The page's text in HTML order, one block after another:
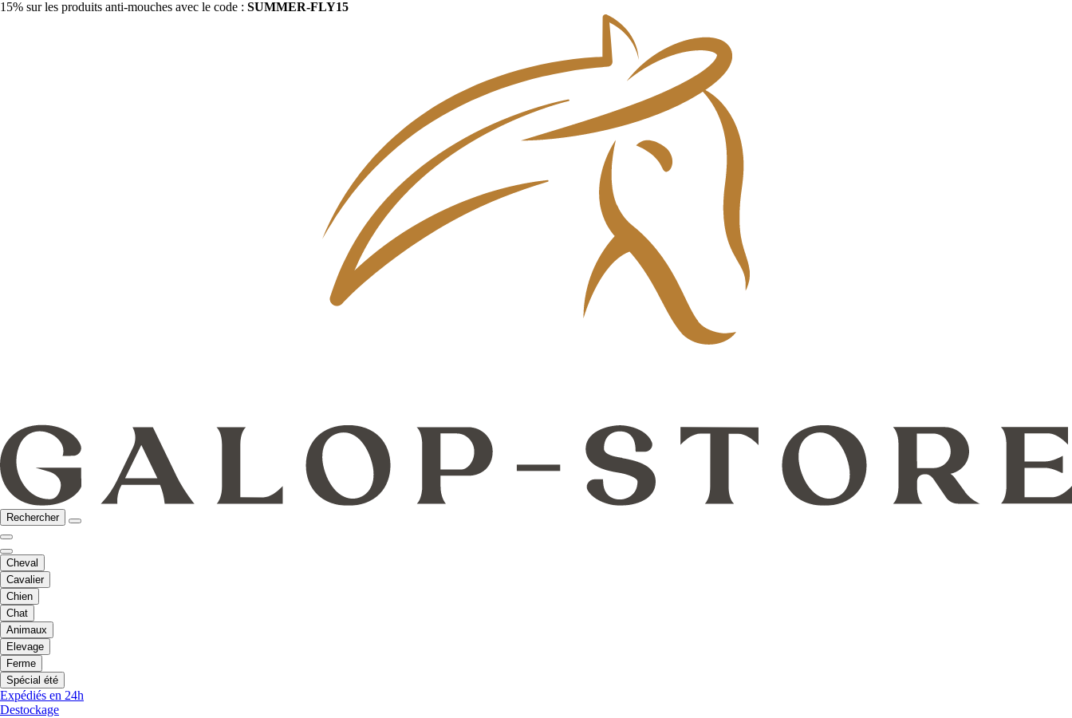
15% sur les produits anti-mouches avec le code : SUMMER-FLY15
Rechercher
Cheval
Cavalier
Chien
Chat
Animaux
Elevage
Ferme
Spécial été
Expédiés en 24h
Destockage